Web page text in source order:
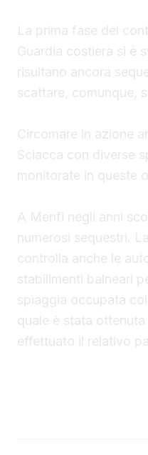
La prima fase dei
Guardia costiera si è
risultano ancora
scattare, comunque,
Circomare in azione
Sciacca con diverse
monitorate in queste
A Menfi negli anni
numerosi sequestri.
controlla anche le
stabilimenti balneari
spiaggia occupata
quale è stata
effettuato il relativo